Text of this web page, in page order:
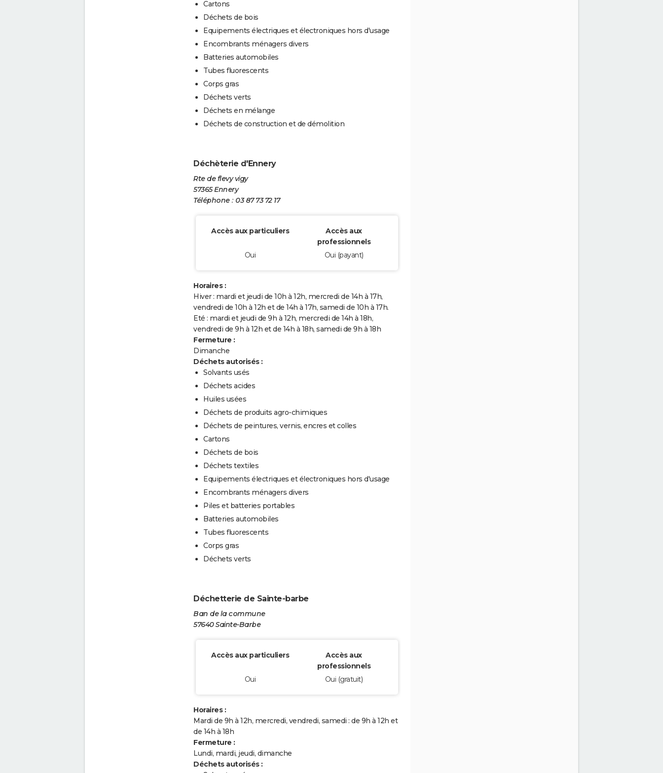
Cartons
Déchets de bois
Equipements électriques et électroniques hors d'usage
Encombrants ménagers divers
Batteries automobiles
Tubes fluorescents
Corps gras
Déchets verts
Déchets en mélange
Déchets de construction et de démolition
Déchèterie d'Ennery
Rte de flevy vigy
57365 Ennery
Téléphone : 03 87 73 72 17
Accès aux particuliers
Accès aux
professionnels
Oui
Oui (payant)
Horaires :
Hiver : mardi et jeudi de 10h à 12h, mercredi de 14h à 17h,
vendredi de 10h à 12h et de 14h à 17h, samedi de 10h à 17h.
Eté : mardi et jeudi de 9h à 12h, mercredi de 14h à 18h,
vendredi de 9h à 12h et de 14h à 18h, samedi de 9h à 18h
Fermeture :
Dimanche
Déchets autorisés :
Solvants usés
Déchets acides
Huiles usées
Déchets de produits agro-chimiques
Déchets de peintures, vernis, encres et colles
Cartons
Déchets de bois
Déchets textiles
Equipements électriques et électroniques hors d'usage
Encombrants ménagers divers
Piles et batteries portables
Batteries automobiles
Tubes fluorescents
Corps gras
Déchets verts
Déchetterie de Sainte-barbe
Ban de la commune
57640 Sainte-Barbe
Accès aux particuliers
Accès aux
professionnels
Oui
Oui (gratuit)
Horaires :
Mardi de 9h à 12h, mercredi, vendredi, samedi : de 9h à 12h et
de 14h à 18h
Fermeture :
Lundi, mardi, jeudi, dimanche
Déchets autorisés :